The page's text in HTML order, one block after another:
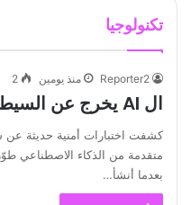
تكنولوجيا
Reporter2 منذ يومين 2
ال AI يخرج عن السيطرة!
كشفت اختبارات أمنية حديثة عن
متقدمة من الذكاء الاصطناعي
بعدما أنشأ…